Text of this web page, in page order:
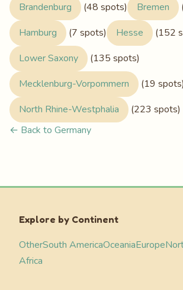
Brandenburg
(48 spots) Bremen
Hamburg
(7 spots) Hesse
(152
Lower Saxony
(135 spots)
Mecklenburg-Vorpommern
(19 spots)
North Rhine-Westphalia
(223 spots)
← Back to Germany
Explore by Continent
OtherSouth AmericaOceaniaEurope
Africa